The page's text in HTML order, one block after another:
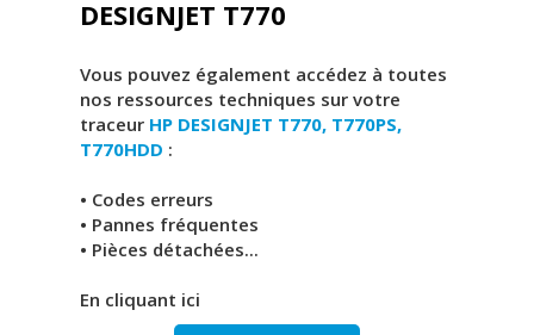
DESIGNJET T770
Vous pouvez également accédez à toutes
nos ressources techniques sur votre
traceur HP DESIGNJET T770, T770PS,
T770HDD :
• Codes erreurs
• Pannes fréquentes
• Pièces détachées...
En cliquant ici